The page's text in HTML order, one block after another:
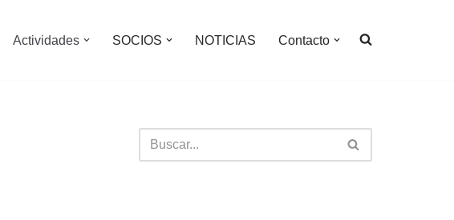
Actividades SOCIOS NOTICIAS Contacto